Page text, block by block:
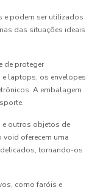
e podem ser utilizados
das situações ideais
de proteger
laptops, os envelopes
A embalagem
outros objetos de
oferecem uma
tornando-os
como faróis e